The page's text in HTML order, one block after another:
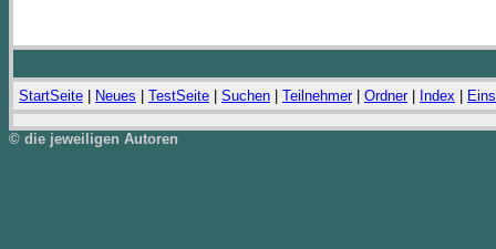
StartSeite Neues TestSeite Suchen Teilnehmer| Ordner| Index
© die jeweiligen Autoren